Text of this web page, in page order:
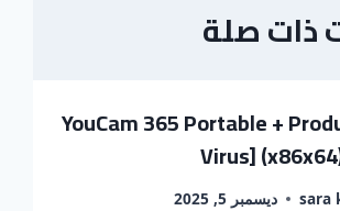
ذات صلة
YouCam 365 Portable +
Virus]
sara ديسمبر 5, 2025